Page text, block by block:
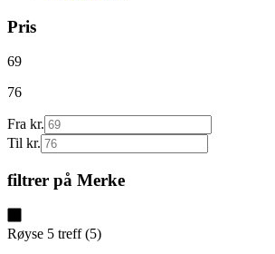
Pris
69
76
Fra kr.
Til kr.
filtrer på Merke
Røyse 5 treff (5)